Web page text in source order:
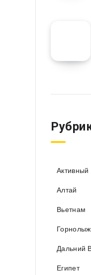
Активный
Алтай
Вьетнам
Дальний
Египет